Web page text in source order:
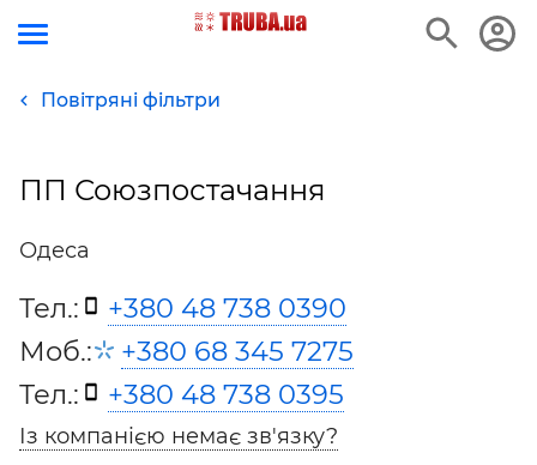
Повітряні фільтри
ПП Союзпостачання
Одеса
Тел.:
+380 48 738 0390
Моб.:
+380 68 345 7275
Тел.:
+380 48 738 0395
Із компанією немає зв'язку?